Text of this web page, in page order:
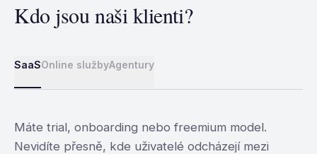
Kdo jsou naši klienti?
SaaSOnline službyAgentury
Máte trial, onboarding nebo freemium model.
Nevidíte přesně, kde uživatelé odcházejí mezi